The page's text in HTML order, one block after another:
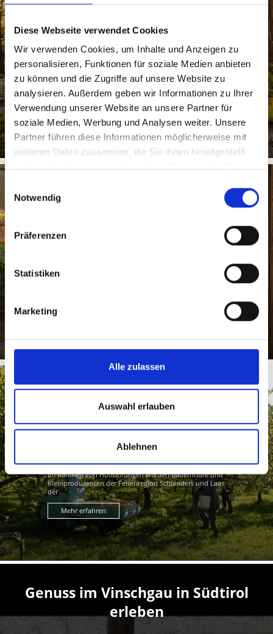
Diese Webseite verwendet Cookies
Wir verwenden Cookies, um Inhalte und Anzeigen zu
personalisieren, Funktionen für soziale Medien anbieten
zu können und die Zugriffe auf unsere Website zu
analysieren. Außerdem geben wir Informationen zu Ihrer
Verwendung unserer Website an unsere Partner für
soziale Medien, Werbung und Analysen weiter. Unsere
Partner führen diese Informationen möglicherweise mit
weiteren Daten zusammen, die Sie ihnen bereitgestellt
Notwendig
Präferenzen
Statistiken
Marketing
Alle zulassen
Auswahl erlauben
Ablehnen
der „Keschtn“, wie die Kastanien in Südtirol genannt
werden, haben ...
Mehr erfahren
In den Hofläden der Ferienregion Schlanders und Laas
HOFFÜHRUNGEN & VERKOSTUNGEN
Im Rahmen von Hofführungen werden Bauernhöfe und
Kleinproduzenten der Ferienregion Schlanders und Laas
der ...
Mehr erfahren
Genuss im Vinschgau in Südtirol
erleben